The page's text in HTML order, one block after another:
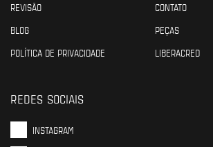
REVISÃO
CONTATO
BLOG
PEÇAS
POLÍTICA DE PRIVACIDADE
LIBERACRED
REDES SOCIAIS
INSTAGRAM